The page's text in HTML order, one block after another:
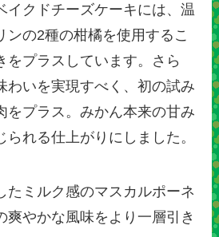
イクドチーズケーキには、温
ンの2種の柑橘を使用するこ
をプラスしています。さら
わいを実現すべく、初の試み
をプラス。みかん本来の甘み
られる仕上がりにしました。
たミルク感のマスカルポーネ
爽やかな風味をより一層引き